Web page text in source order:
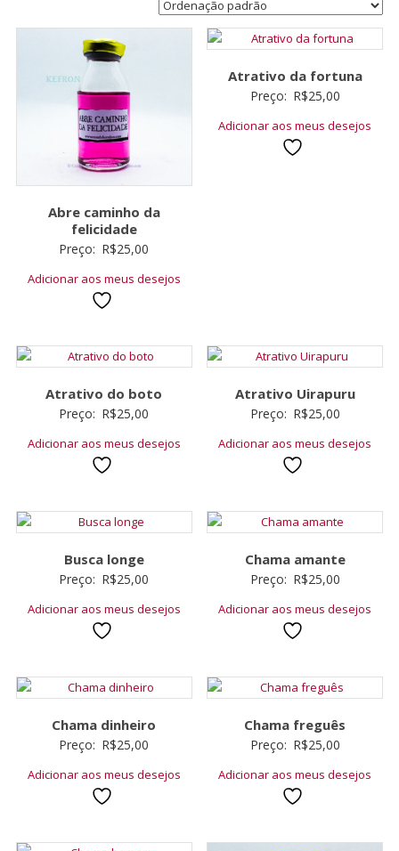
Abre caminho da
felicidade
Preço: R$25,00
Adicionar aos meus desejos
Atrativo da fortuna
Preço: R$25,00
Adicionar aos meus desejos
Atrativo do boto
Preço: R$25,00
Adicionar aos meus desejos
Atrativo Uirapuru
Preço: R$25,00
Adicionar aos meus desejos
Busca longe
Preço: R$25,00
Adicionar aos meus desejos
Chama amante
Preço: R$25,00
Adicionar aos meus desejos
Chama dinheiro
Preço: R$25,00
Adicionar aos meus desejos
Chama freguês
Preço: R$25,00
Adicionar aos meus desejos